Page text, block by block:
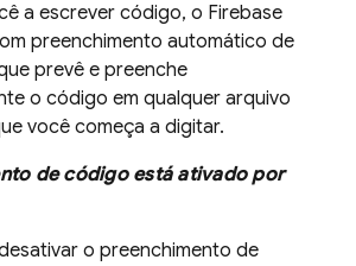
a escrever código, o Firebase
preenchimento automático de
prevê e preenche
o código em qualquer arquivo
você começa a digitar.
de código está ativado por
o preenchimento de